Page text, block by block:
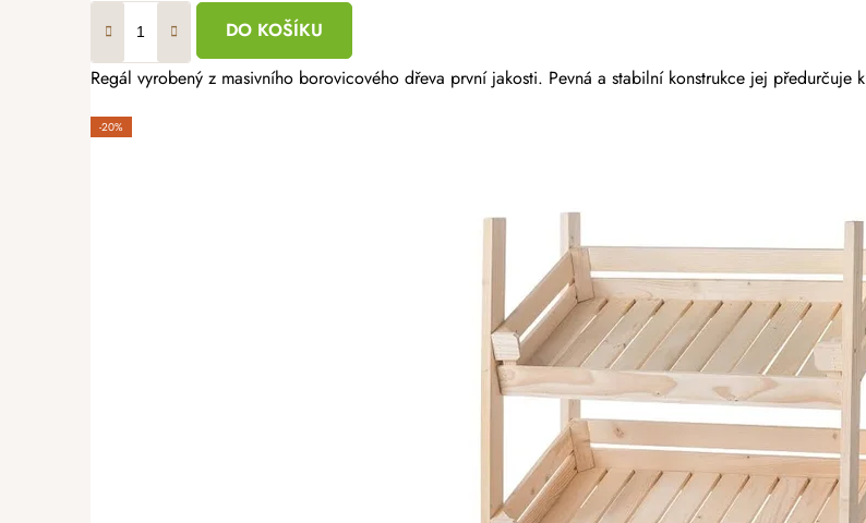
DO KOŠÍKU
Regál vyrobený z masivního borovicového dřeva první jakosti. Pevná a stabilní konstrukce jej předurčuje
-20%